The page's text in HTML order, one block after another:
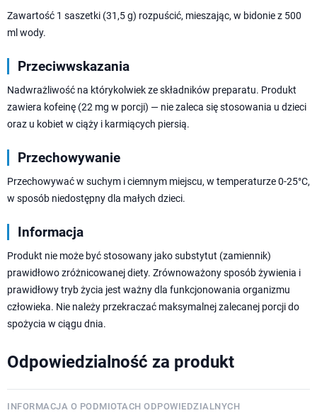
Zawartość 1 saszetki (31,5 g) rozpuścić, mieszając, w bidonie z 500
ml wody.
Przeciwwskazania
Nadwrażliwość na którykolwiek ze składników preparatu. Produkt
zawiera kofeinę (22 mg w porcji) — nie zaleca się stosowania u dzieci
oraz u kobiet w ciąży i karmiących piersią.
Przechowywanie
Przechowywać w suchym i ciemnym miejscu, w temperaturze 0-25°C,
w sposób niedostępny dla małych dzieci.
Informacja
Produkt nie może być stosowany jako substytut (zamiennik)
prawidłowo zróżnicowanej diety. Zrównoważony sposób żywienia i
prawidłowy tryb życia jest ważny dla funkcjonowania organizmu
człowieka. Nie należy przekraczać maksymalnej zalecanej porcji do
spożycia w ciągu dnia.
Odpowiedzialność za produkt
INFORMACJA O PODMIOTACH ODPOWIEDZIALNYCH